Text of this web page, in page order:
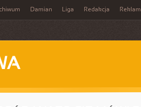
Damian Liga Redakcja